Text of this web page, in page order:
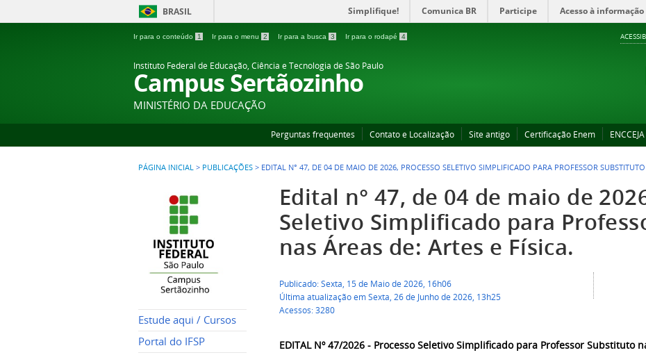
BRASIL Simplifique! Comunica BR Participe Acesso à informação
Ir para o conteúdo 1 Ir para o menu 2 Ir para a busca 3 Ir para o rodapé 4
Instituto Federal de Educação, Ciência e Tecnologia de São Paulo
Campus Sertãozinho
MINISTÉRIO DA EDUCAÇÃO
Perguntas frequentes Contato e Localização Site antigo Certificação Enem ENCCEJA
PÁGINA INICIAL > PUBLICAÇÕES > EDITAL N° 47, DE 04 DE MAIO DE 2026, PROCESSO SELETIVO SIMPLIFICADO PARA PROFESSOR SUBSTITUTO
Estude aqui / Cursos
Portal do IFSP
Edital n° 47, de 04 de maio de
Seletivo Simplificado para
nas Áreas de: Artes e Física.
Publicado: Sexta, 15 de Maio de 2026, 16h06
Última atualização em Sexta, 26 de Junho de 2026, 13h25
Acessos: 3280
EDITAL Nº 47/2026 - Processo Seletivo Simplificado para Professor Substituto